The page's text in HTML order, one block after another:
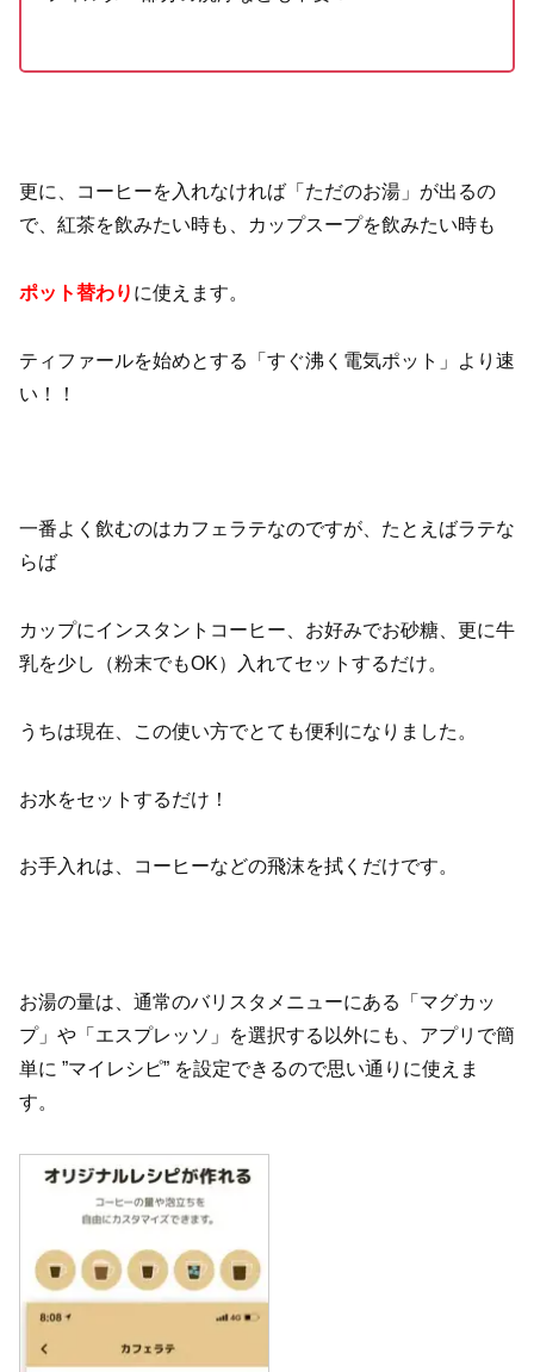
更に、コーヒーを入れなければ「ただのお湯」が出るの
で、紅茶を飲みたい時も、カップスープを飲みたい時も
ポット替わり に使えます。
ティファールを始めとする「すぐ沸く電気ポット」より速
い！！
一番よく飲むのはカフェラテなのですが、たとえばラテな
らば
カップにインスタントコーヒー、お好みでお砂糖、更に牛
乳を少し（粉末でもOK）入れてセットするだけ。
うちは現在、この使い方でとても便利になりました。
お水をセットするだけ！
お手入れは、コーヒーなどの飛沫を拭くだけです。
お湯の量は、通常のバリスタメニューにある「マグカッ
プ」や「エスプレッソ」を選択する以外にも、アプリで簡
単に ”マイレシピ” を設定できるので思い通りに使えま
す。